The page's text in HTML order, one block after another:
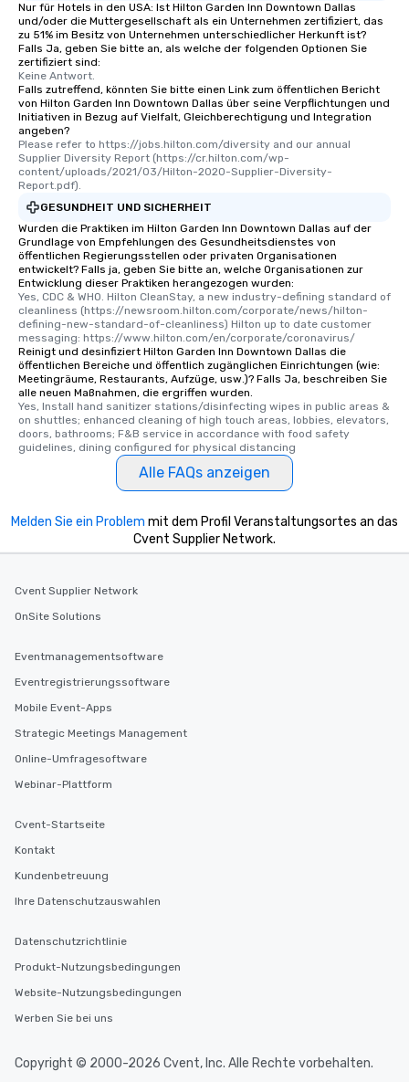
Nur für Hotels in den USA: Ist Hilton Garden Inn Downtown Dallas
und/oder die Muttergesellschaft als ein Unternehmen zertifiziert, das
zu 51% im Besitz von Unternehmen unterschiedlicher Herkunft ist?
Falls Ja, geben Sie bitte an, als welche der folgenden Optionen Sie
zertifiziert sind:
Keine Antwort.
Falls zutreffend, könnten Sie bitte einen Link zum öffentlichen Bericht
von Hilton Garden Inn Downtown Dallas über seine Verpflichtungen und
Initiativen in Bezug auf Vielfalt, Gleichberechtigung und Integration
angeben?
Please refer to https://jobs.hilton.com/diversity and our annual
Supplier Diversity Report (https://cr.hilton.com/wp-
content/uploads/2021/03/Hilton-2020-Supplier-Diversity-
Report.pdf).
GESUNDHEIT UND SICHERHEIT
Wurden die Praktiken im Hilton Garden Inn Downtown Dallas auf der
Grundlage von Empfehlungen des Gesundheitsdienstes von
öffentlichen Regierungsstellen oder privaten Organisationen
entwickelt? Falls ja, geben Sie bitte an, welche Organisationen zur
Entwicklung dieser Praktiken herangezogen wurden:
Yes, CDC & WHO. Hilton CleanStay, a new industry-defining standard of
cleanliness (https://newsroom.hilton.com/corporate/news/hilton-
defining-new-standard-of-cleanliness) Hilton up to date customer
messaging: https://www.hilton.com/en/corporate/coronavirus/
Reinigt und desinfiziert Hilton Garden Inn Downtown Dallas die
öffentlichen Bereiche und öffentlich zugänglichen Einrichtungen (wie:
Meetingräume, Restaurants, Aufzüge, usw.)? Falls Ja, beschreiben Sie
alle neuen Maßnahmen, die ergriffen wurden.
Yes, Install hand sanitizer stations/disinfecting wipes in public areas &
on shuttles; enhanced cleaning of high touch areas, lobbies, elevators,
doors, bathrooms; F&B service in accordance with food safety
guidelines, dining configured for physical distancing
Alle FAQs anzeigen
Melden Sie ein Problem mit dem Profil Veranstaltungsortes an das
Cvent Supplier Network.
Cvent Supplier Network
OnSite Solutions
Eventmanagementsoftware
Eventregistrierungssoftware
Mobile Event-Apps
Strategic Meetings Management
Online-Umfragesoftware
Webinar-Plattform
Cvent-Startseite
Kontakt
Kundenbetreuung
Ihre Datenschutzauswahlen
Datenschutzrichtlinie
Produkt-Nutzungsbedingungen
Website-Nutzungsbedingungen
Werben Sie bei uns
Copyright © 2000-2026 Cvent, Inc. Alle Rechte vorbehalten.